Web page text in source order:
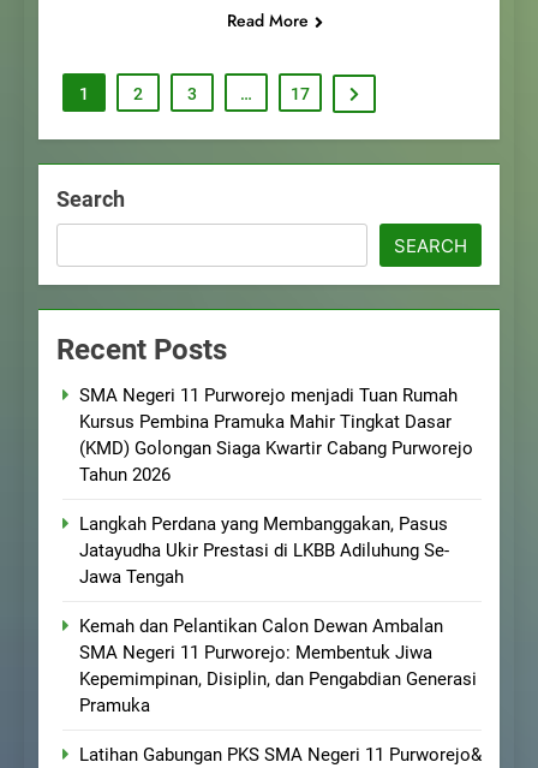
Read More
1 2 3 … 17
Search
SEARCH
Recent Posts
SMA Negeri 11 Purworejo menjadi Tuan Rumah
Kursus Pembina Pramuka Mahir Tingkat Dasar
(KMD) Golongan Siaga Kwartir Cabang Purworejo
Tahun 2026
Langkah Perdana yang Membanggakan, Pasus
Jatayudha Ukir Prestasi di LKBB Adiluhung Se-
Jawa Tengah
Kemah dan Pelantikan Calon Dewan Ambalan
SMA Negeri 11 Purworejo: Membentuk Jiwa
Kepemimpinan, Disiplin, dan Pengabdian Generasi
Pramuka
Latihan Gabungan PKS SMA Negeri 11 Purworejo&